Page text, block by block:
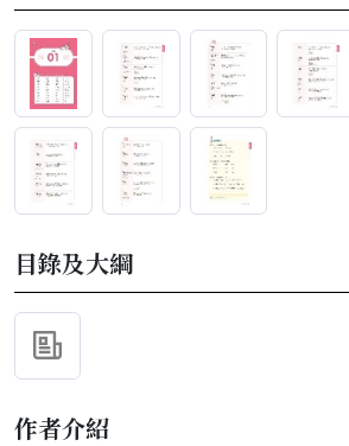
目錄及大綱
作者介紹